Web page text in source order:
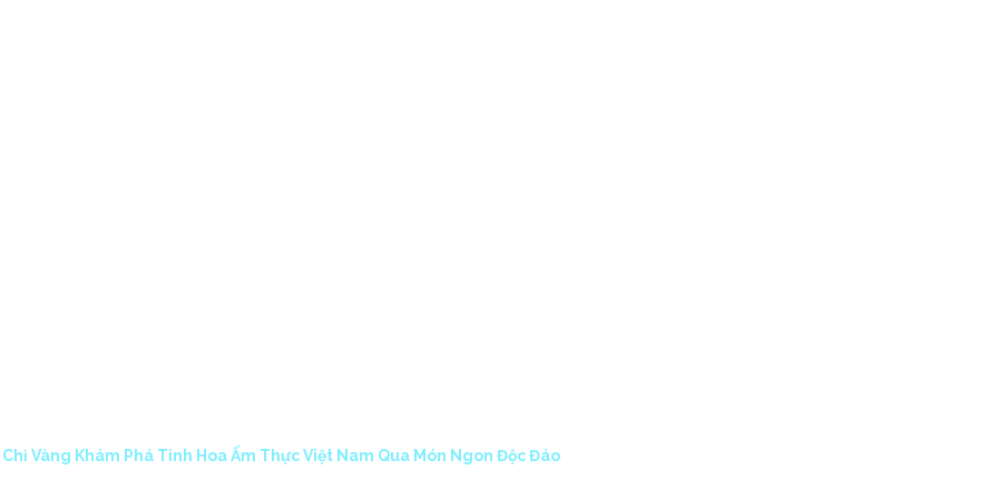
Chỉ Vàng Khám Phá Tinh Hoa Ẩm Thực Việt Nam Qua Món Ngon Độc Đáo